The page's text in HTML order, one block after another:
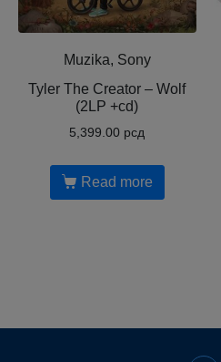
Muzika, Sony
Tyler The Creator ‎– Wolf
(2LP +cd)
5,399.00 рсд
Read more